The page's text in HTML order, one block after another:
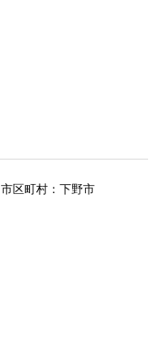
市区町村：下野市